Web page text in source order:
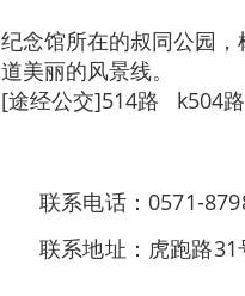
纪念馆所在的叔同公园
道美丽的风景线。
[途经公交]514路 k504
联系电话：0571-
联系地址：虎跑路31